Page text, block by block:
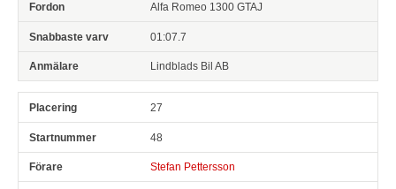
Alfa Romeo 1300 GTAJ
01:07.7
Lindblads Bil AB
27
48
Stefan Pettersson